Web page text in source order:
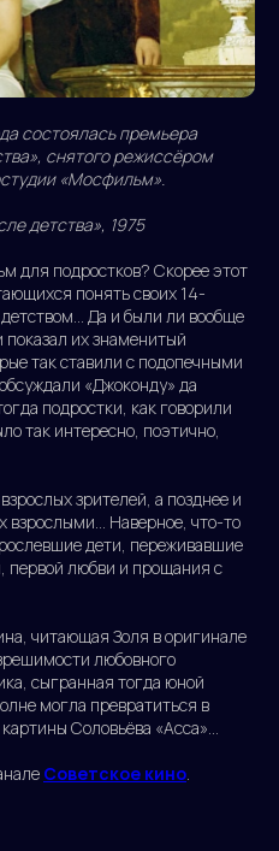
состоялась премьера
снятого режиссёром
«Мосфильм».
детства», 1975
для подростков? Скорее этот
понять своих 14-
Да и были ли вообще
показал их знаменитый
так ставили с подопечными
«Джоконду» да
подростки, как говорили
так интересно, поэтично,
зрителей, а позднее и
взрослыми… Наверное, что-то
дети, переживавшие
первой любви и прощания с
читающая Золя в оригинале
любовного
сыгранная тогда юной
могла превратиться в
Соловьёва «Асса»...
Советское кино.